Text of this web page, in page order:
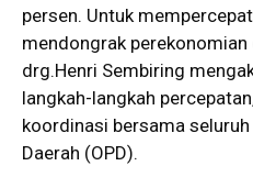
persen. Untuk
mendongrak perekonomian
drg.Henri Sembiring
langkah-langkah
koordinasi bersama
Daerah (OPD).